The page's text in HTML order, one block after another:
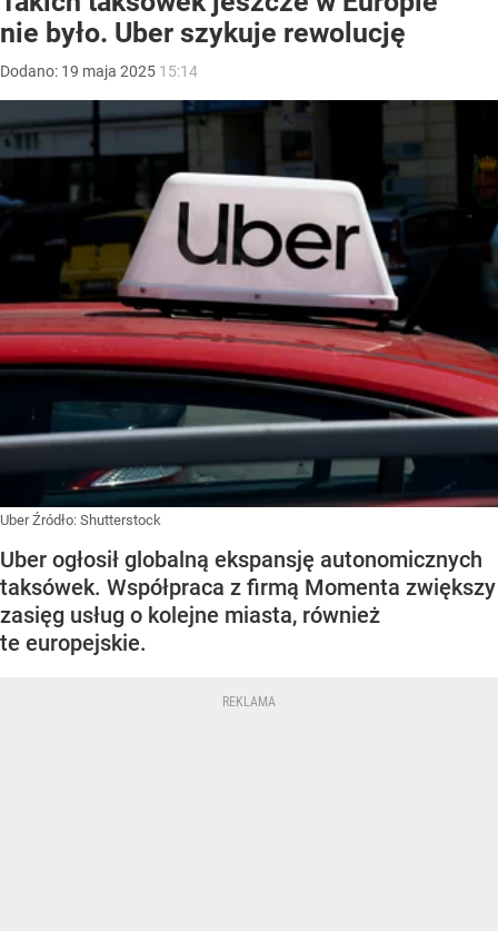
nie było. Uber szykuje rewolucję
Dodano: 19 maja 2025 15:14
UberŹródło: Shutterstock
Uber ogłosił globalną ekspansję autonomicznych
taksówek. Współpraca z firmą Momenta zwiększy
zasięg usług o kolejne miasta, również
te europejskie.